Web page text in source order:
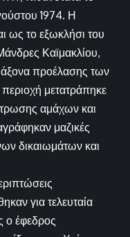
1974. Η
ως το εξωκλήσι του
Καϊμακλίου,
προέλασης των
μετατράπηκε
αμάχων και
μαζικές
δικαιωμάτων και
για τελευταία
ο έφεδρος